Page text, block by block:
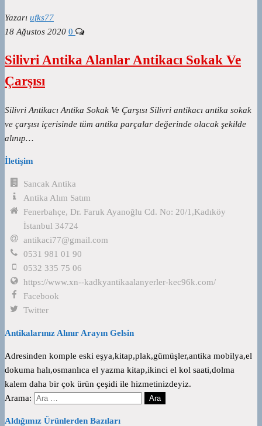
Yazarı ufks77
18 Ağustos 2020 0
Silivri Antika Alanlar Antikacı Sokak Ve
Çarşısı
Silivri Antikacı Antika Sokak Ve Çarşısı Silivri antikacı antika sokak
ve çarşısı içerisinde tüm antika parçalar değerinde olacak şekilde
alınıp…
İletişim
Sancak Antika
Antika Alım Satım
Fenerbahçe, Dr. Faruk Ayanoğlu Cd. No: 20/1,Kadıköy
İstanbul 34724
antikaci77@gmail.com
0531 981 01 90
0532 335 75 06
https://www.xn--kadkyantikaalanyerler-kec96k.com/
Facebook
Twitter
Antikalarınız Alınır Arayın Gelsin
Adresinden komple eski eşya,kitap,plak,gümüşler,antika mobilya,el
dokuma halı,osmanlıca el yazma kitap,ikinci el kol saati,dolma
kalem daha bir çok ürün çeşidi ile hizmetinizdeyiz.
Arama:
Aldığımız Ürünlerden Bazıları